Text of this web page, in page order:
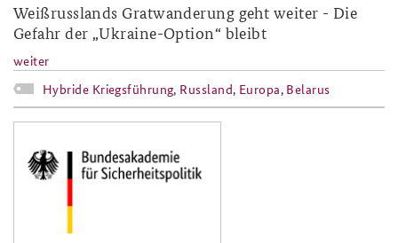
Weißrusslands Gratwanderung geht weiter - Die
Gefahr der „Ukraine-Option“ bleibt
weiter
Hybride Kriegsführung, Russland, Europa, Belarus